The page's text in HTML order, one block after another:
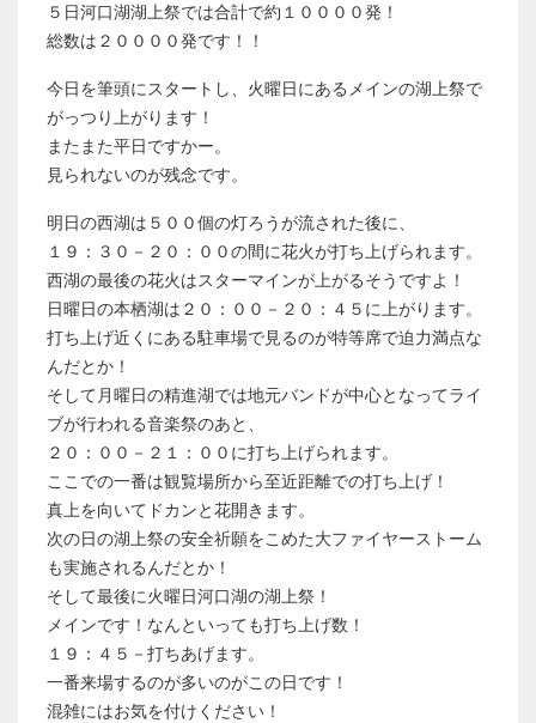
５日河口湖湖上祭では合計で約１００００発！
総数は２００００発です！！
今日を筆頭にスタートし、火曜日にあるメインの湖上祭で
がっつり上がります！
またまた平日ですかー。
見られないのが残念です。
明日の西湖は５００個の灯ろうが流された後に、
１９：３０－２０：００の間に花火が打ち上げられます。
西湖の最後の花火はスターマインが上がるそうですよ！
日曜日の本栖湖は２０：００－２０：４５に上がります。
打ち上げ近くにある駐車場で見るのが特等席で迫力満点な
んだとか！
そして月曜日の精進湖では地元バンドが中心となってライ
ブが行われる音楽祭のあと、
２０：００－２１：００に打ち上げられます。
ここでの一番は観覧場所から至近距離での打ち上げ！
真上を向いてドカンと花開きます。
次の日の湖上祭の安全祈願をこめた大ファイヤーストーム
も実施されるんだとか！
そして最後に火曜日河口湖の湖上祭！
メインです！なんといっても打ち上げ数！
１９：４５－打ちあげます。
一番来場するのが多いのがこの日です！
混雑にはお気を付けください！